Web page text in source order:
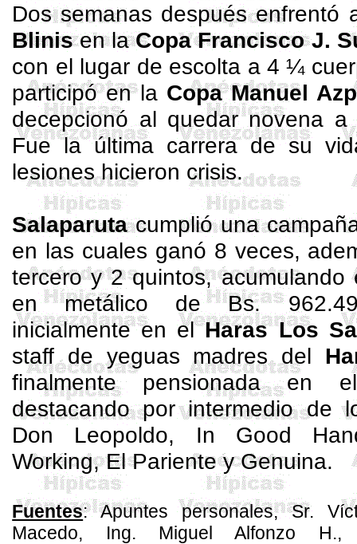
Dos semanas después enfrentó
Blinisen laCopa Francisco J.
con el lugar de escolta a 4 ¼
participó en la Copa Manuel
decepcionó al quedar novena
Fue la última carrera de su
lesiones hicieron crisis.
Salaparutacumplió una
en las cuales ganó 8 veces,
tercero y 2 quintos, acumulando
en metálico de Bs.
inicialmente en elHaras Los
staff de yeguas madres del
finalmente pensionada en
destacando por intermedio de
Don Leopoldo, In Good
Working, El Pariente y Genuina.
Fuentes: Apuntes personales, Sr.
Macedo, Ing. Miguel Alfonzo H.,